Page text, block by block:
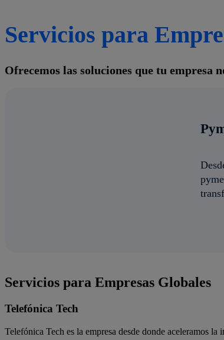
Servicios para
Ofrecemos las soluciones que tu empresa
Servicios para Empresas Globales
Telefónica Tech
Telefónica Tech es la empresa desde donde aceleramos